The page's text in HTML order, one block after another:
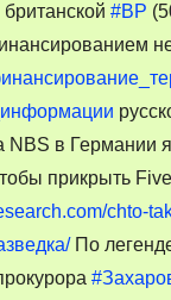
#BP
NBS в Германии
прикрыть
chto-
По